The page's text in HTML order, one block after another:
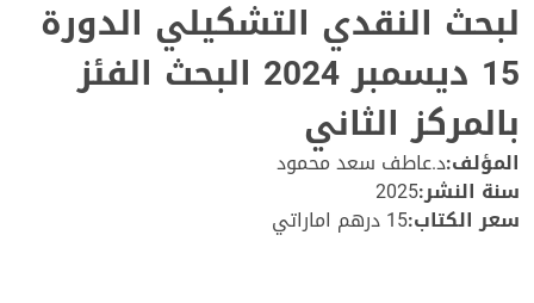
لبحث النقدي التشكيلي الدورة
15 ديسمبر 2024 البحث الفئز
بالمركز الثاني
المؤلف:د.عاطف سعد محمود
سنة النشر:2025
سعر الكتاب:15 درهم اماراتي